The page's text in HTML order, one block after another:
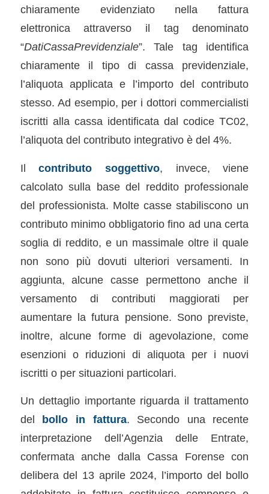
chiaramente evidenziato nella fattura
elettronica attraverso il tag denominato
“DatiCassaPrevidenziale”. Tale tag identifica
chiaramente il tipo di cassa previdenziale,
l’aliquota applicata e l’importo del contributo
stesso. Ad esempio, per i dottori commercialisti
iscritti alla cassa identificata dal codice TC02,
l’aliquota del contributo integrativo è del 4%.
Ilcontributo soggettivo, invece, viene
calcolato sulla base del reddito professionale
del professionista. Molte casse stabiliscono un
contributo minimo obbligatorio fino ad una certa
soglia di reddito, e un massimale oltre il quale
non sono più dovuti ulteriori versamenti. In
aggiunta, alcune casse permettono anche il
versamento di contributi maggiorati per
aumentare la futura pensione. Sono previste,
inoltre, alcune forme di agevolazione, come
esenzioni o riduzioni di aliquota per i nuovi
iscritti o per situazioni particolari.
Un dettaglio importante riguarda il trattamento
del bollo in fattura. Secondo una recente
interpretazione dell’Agenzia delle Entrate,
confermata anche dalla Cassa Forense con
delibera del 13 aprile 2024, l’importo del bollo